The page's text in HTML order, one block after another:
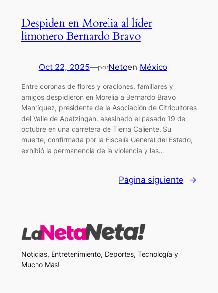
Despiden en Morelia al líder
limonero Bernardo Bravo
Oct 22, 2025—porNetoen México
Entre coronas de flores y oraciones, familiares y
amigos despidieron en Morelia a Bernardo Bravo
Manríquez, presidente de la Asociación de Citricultores
del Valle de Apatzingán, asesinado el pasado 19 de
octubre en una carretera de Tierra Caliente. Su
muerte, confirmada por la Fiscalía General del Estado,
exhibió la permanencia de la violencia y las…
Página siguiente →
Noticias, Entretenimiento, Deportes, Tecnología y
Mucho Más!